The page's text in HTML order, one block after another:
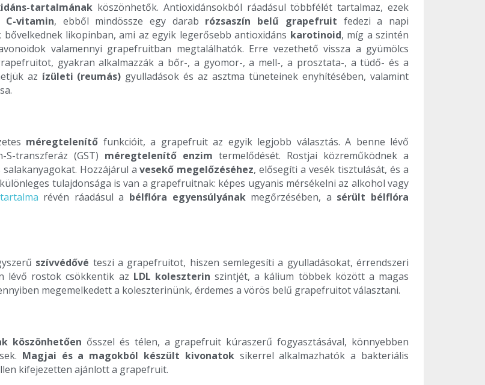
tartalmának köszönhetők. Antioxidánsokból ráadásul többfélét tartalmaz, ezek
C-vitamin, ebből mindössze egy darab rózsaszín belű grapefruit fedezi a napi
likopinban, ami az egyik legerősebb antioxidáns karotinoid, míg a szintén
valamennyi grapefruitban megtalálhatók. Erre vezethető vissza a gyümölcs
gyakran alkalmazzák a bőr-, a gyomor-, a mell-, a prosztata-, a tüdő- és a
az ízületi (reumás) gyulladások és az asztma tüneteinek enyhítésében, valamint
méregtelenítő funkcióit, a grapefruit az egyik legjobb választás. A benne lévő
transzferáz (GST) méregtelenítő enzim termelődését. Rostjai közreműködnek a
Hozzájárul avesekő megelőzéséhez, elősegíti a vesék tisztulását, és a
tulajdonsága is van a grapefruitnak: képes ugyanis mérsékelni az alkohol vagy
révén ráadásul a bélflóra egyensúlyánakmegőrzésében, a sérült bélflóra
szívvédővé teszi a grapefruitot, hiszen semlegesíti a gyulladásokat, érrendszeri
lévő rostok csökkentik az LDL koleszterin szintjét, a kálium többek között a magas
megemelkedett a koleszterinünk, érdemes a vörös belű grapefruitot választani.
köszönhetően ősszel és télen, a grapefruit kúraszerű fogyasztásával, könnyebben
Magjai és a magokból készült kivonatoksikerrel alkalmazhatók a bakteriális
kifejezetten ajánlott a grapefruit.